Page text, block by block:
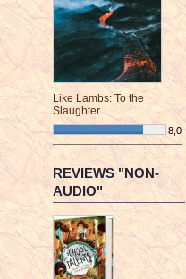
Like Lambs: To the
Slaughter
8,0
¯¯¯¯¯¯¯¯¯¯¯¯¯¯¯¯¯¯¯¯¯¯¯¯
REVIEWS "NON-
AUDIO"